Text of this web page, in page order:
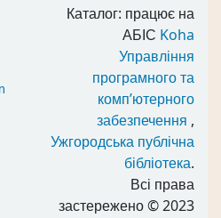
Каталог: працює на
АБІС Koha
Управління
програмного та
комп’ютерного
забезпечення ,
Ужгородська публічна
бібліотека.
Всі права
застережено© 2023